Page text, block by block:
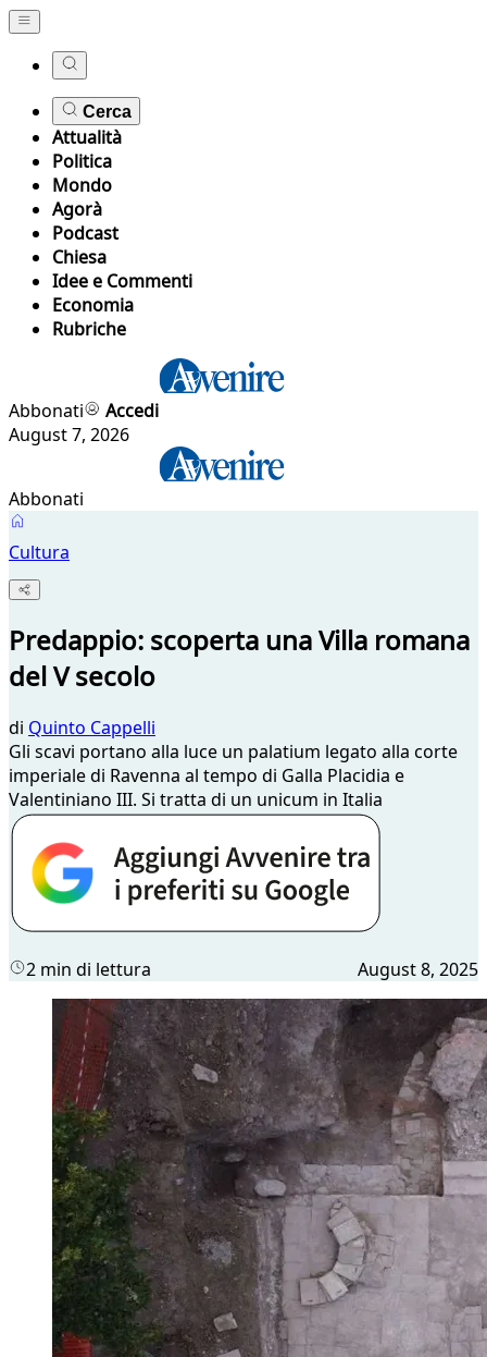
Cerca
Attualità
Politica
Mondo
Agorà
Podcast
Chiesa
Idee e Commenti
Economia
Rubriche
Abbonati
Accedi
August 7, 2026
Abbonati
Cultura
Predappio: scoperta una Villa romana
del V secolo
di Quinto Cappelli
Gli scavi portano alla luce un palatium legato alla corte
imperiale di Ravenna al tempo di Galla Placidia e
Valentiniano III. Si tratta di un unicum in Italia
2 min di lettura August 8, 2025